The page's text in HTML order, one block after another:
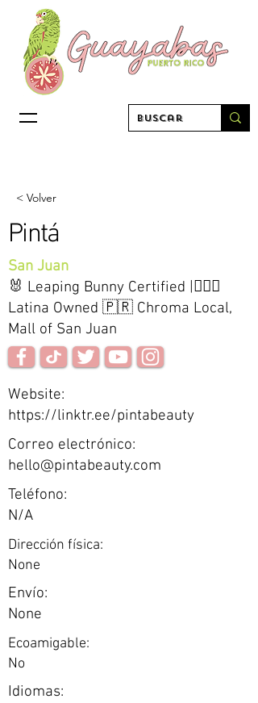
< Volver
Pintá
San Juan
🐰 Leaping Bunny Certified |🧖🏼‍♀️
Latina Owned 🇵🇷 Chroma Local,
Mall of San Juan
Website:
https://linktr.ee/pintabeauty
Correo electrónico:
hello@pintabeauty.com
Teléfono:
N/A
Dirección física:
None
Envío:
None
Ecoamigable:
No
Idiomas: